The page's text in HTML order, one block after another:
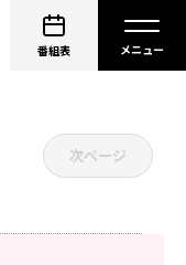
番組表
次ページ